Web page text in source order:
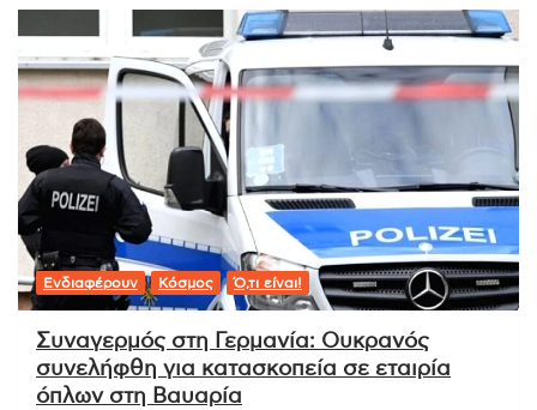
Ενδιαφέρουν Κόσμος Ό,τι είναι!
Συναγερμός στη Γερμανία: Ουκρανός
συνελήφθη για κατασκοπεία σε εταιρία
όπλων στη Βαυαρία